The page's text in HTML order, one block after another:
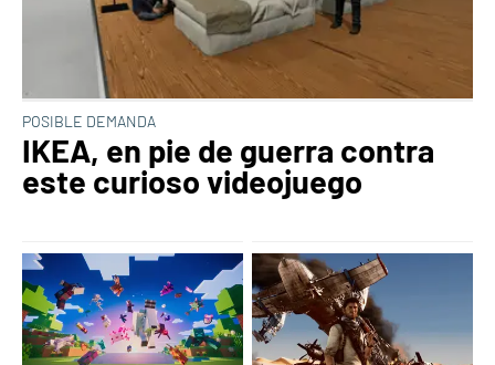
POSIBLE DEMANDA
IKEA, en pie de guerra contra
este curioso videojuego